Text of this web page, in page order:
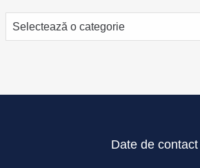
Categorii
Date de contact